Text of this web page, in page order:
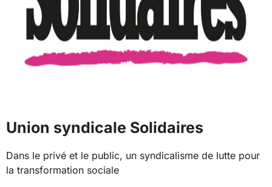
Union syndicale Solidaires
Dans le privé et le public, un syndicalisme de lutte pour
la transformation sociale